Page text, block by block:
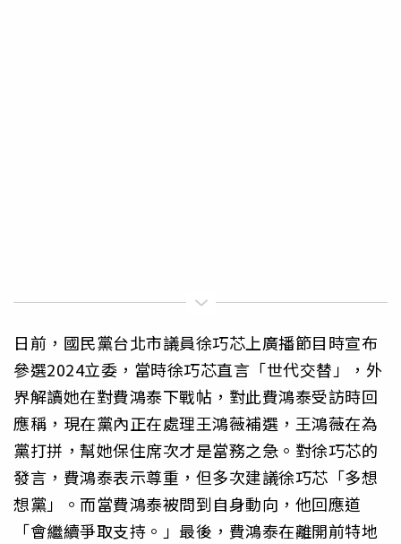
日前，國民黨台北市議員徐巧芯上廣播節目時宣布
參選2024立委，當時徐巧芯直言「世代交替」，外
界解讀她在對費鴻泰下戰帖，對此費鴻泰受訪時回
應稱，現在黨內正在處理王鴻薇補選，王鴻薇在為
黨打拼，幫她保住席次才是當務之急。對徐巧芯的
發言，費鴻泰表示尊重，但多次建議徐巧芯「多想
想黨」。而當費鴻泰被問到自身動向，他回應道
「會繼續爭取支持。」最後，費鴻泰在離開前特地